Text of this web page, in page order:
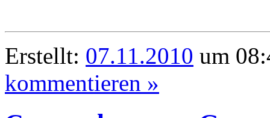
Erstellt: 07.11.2010 um
kommentieren »